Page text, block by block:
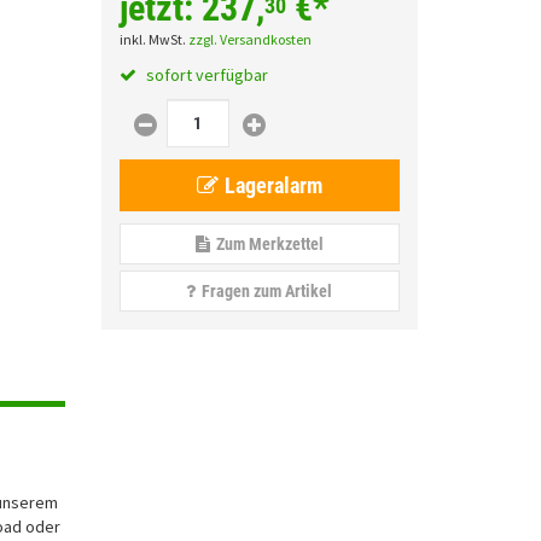
30
inkl. MwSt. zzgl. Versandkosten
sofort verfügbar
Lageralarm
Zum Merkzettel
Fragen zum Artikel
oder